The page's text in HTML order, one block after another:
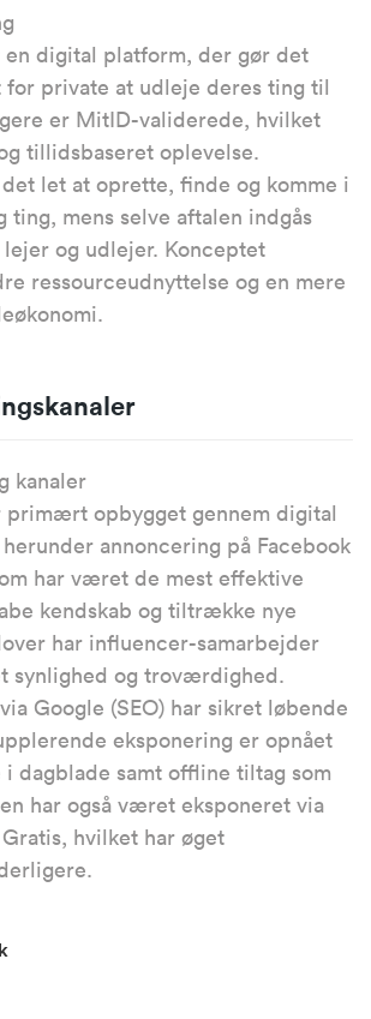
en digital platform, der gør det
for private at udleje deres ting til
er MitID-validerede, hvilket
tillidsbaseret oplevelse.
let at oprette, finde og komme i
ting, mens selve aftalen indgås
og udlejer. Konceptet
ressourceudnyttelse og en mere
kanaler
primært opbygget gennem digital
annoncering på Facebook
har været de mest effektive
kendskab og tiltrække nye
har influencer-samarbejder
synlighed og troværdighed.
Google (SEO) har sikret løbende
eksponering er opnået
i dagblade samt offline tiltag som
har også været eksponeret via
hvilket har øget